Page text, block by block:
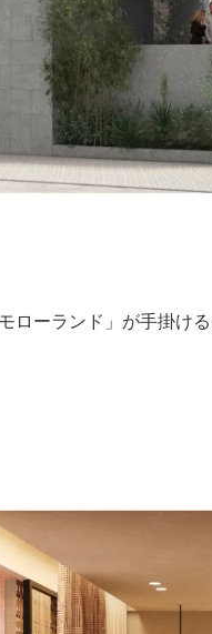
ローランド」が手掛け